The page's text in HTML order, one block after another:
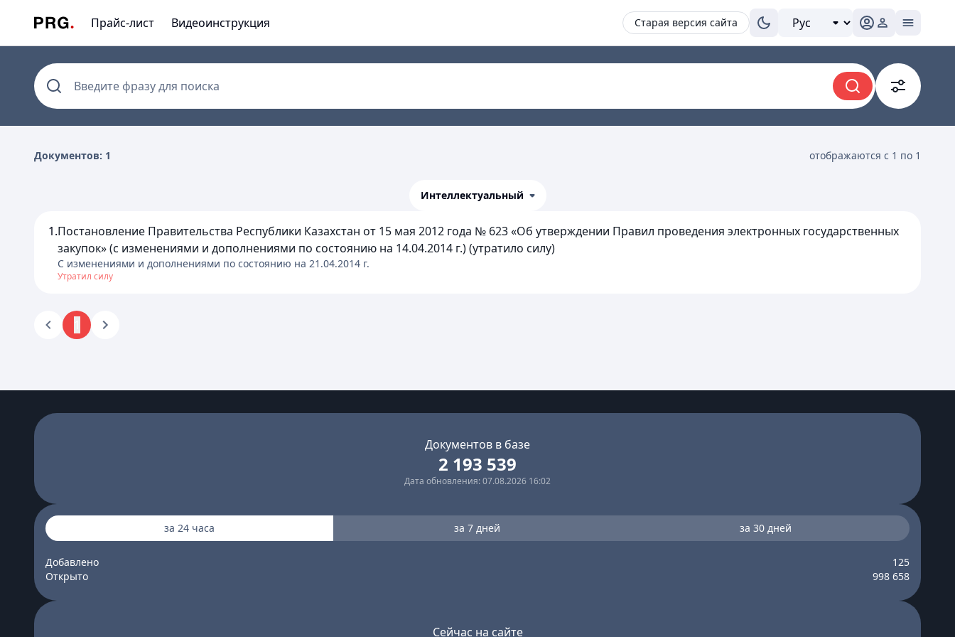
Прайс-лист Видеоинструкция Старая версия сайта
Введите фразу для поиска
Документов: 1 отображаются с 1 по 1
Интеллектуальный
1.Постановление Правительства Республики Казахстан от 15 мая 2012 года № 623 «Об утверждении Правил проведения электронных государственных
закупок» (с изменениями и дополнениями по состоянию на 14.04.2014 г.) (утратило силу)
C изменениями и дополнениями по состоянию на 21.04.2014 г.
Утратил силу
Документов в базе
2 193 539
Дата обновления: 07.08.2026 16:02
за 24 часа за 7 дней за 30 дней
Добавлено
125
Открыто
998 658
Сейчас на сайте